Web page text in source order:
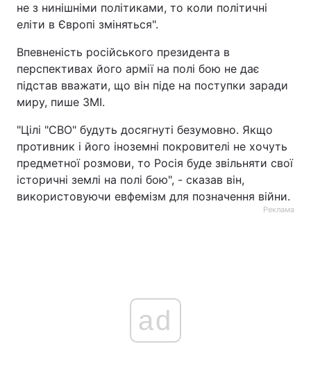
не з нинішніми політиками, то коли політичні
еліти в Європі зміняться".
Впевненість російського президента в
перспективах його армії на полі бою не дає
підстав вважати, що він піде на поступки заради
миру, пише ЗМІ.
"Цілі "СВО" будуть досягнуті безумовно. Якщо
противник і його іноземні покровителі не хочуть
предметної розмови, то Росія буде звільняти свої
історичні землі на полі бою", - сказав він,
використовуючи евфемізм для позначення війни.
Реклама
ad